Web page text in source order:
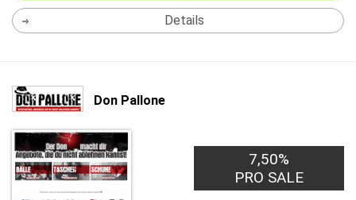
Details
Don Pallone
7,50%
PRO SALE